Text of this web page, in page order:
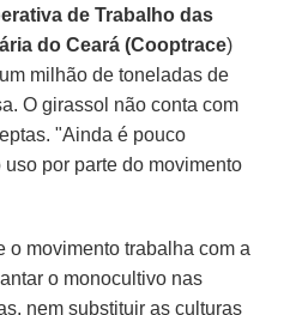
de Trabalho das
do Ceará (Cooptrace)
milhão de toneladas de
O girassol não conta com
"Ainda é pouco
por parte do movimento
o movimento trabalha com a
o monocultivo nas
nem substituir as culturas